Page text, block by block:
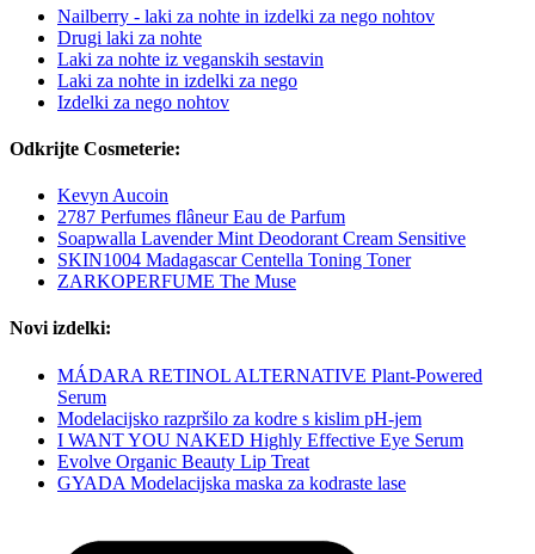
Nailberry - laki za nohte in izdelki za nego nohtov
Drugi laki za nohte
Laki za nohte iz veganskih sestavin
Laki za nohte in izdelki za nego
Izdelki za nego nohtov
Odkrijte Cosmeterie:
Kevyn Aucoin
2787 Perfumes flâneur Eau de Parfum
Soapwalla Lavender Mint Deodorant Cream Sensitive
SKIN1004 Madagascar Centella Toning Toner
ZARKOPERFUME The Muse
Novi izdelki:
MÁDARA RETINOL ALTERNATIVE Plant-Powered
Serum
Modelacijsko razpršilo za kodre s kislim pH-jem
I WANT YOU NAKED Highly Effective Eye Serum
Evolve Organic Beauty Lip Treat
GYADA Modelacijska maska za kodraste lase